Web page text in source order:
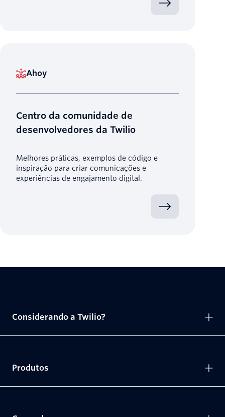
Ahoy
Centro da comunidade de
desenvolvedores da Twilio
Melhores práticas, exemplos de código e
inspiração para criar comunicações e
experiências de engajamento digital.
Considerando a Twilio?
Produtos